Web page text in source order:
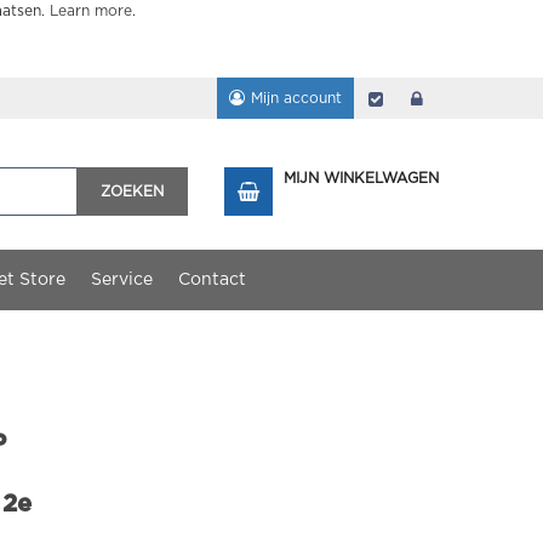
Learn more.
Mijn account Afrekenen
ZOEKEN
MIJN WINKELWAGEN
Store Service Contact